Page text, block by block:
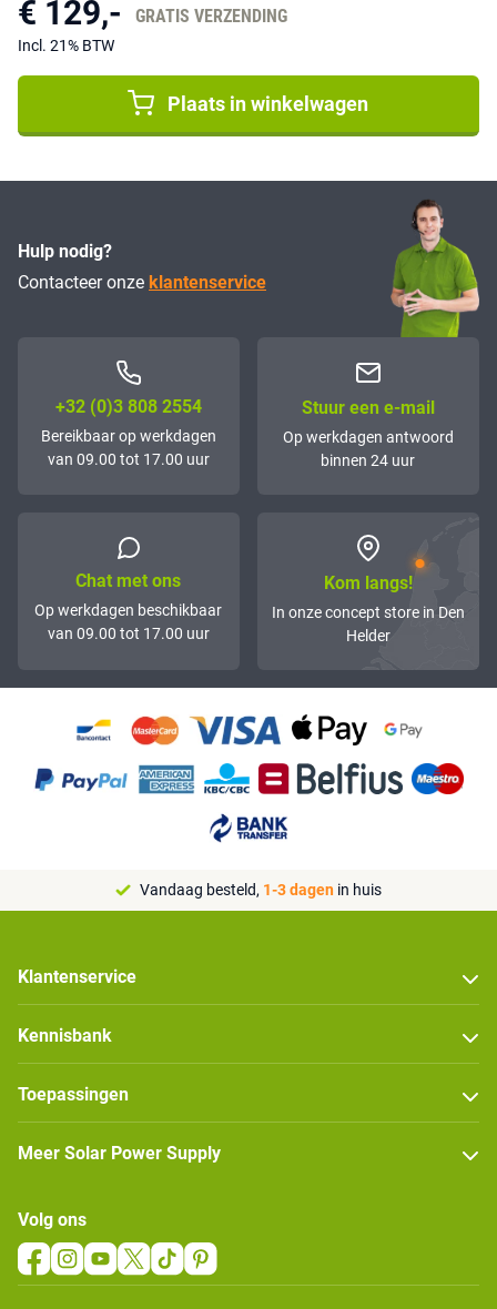
€ 129,- GRATIS VERZENDING
Incl. 21% BTW
Plaats in winkelwagen
Hulp nodig?
Contacteer onze klantenservice
+32 (0)3 808 2554
Bereikbaar op werkdagen
van 09.00 tot 17.00 uur
Stuur een e-mail
Op werkdagen antwoord
binnen 24 uur
Chat met ons
Op werkdagen beschikbaar
van 09.00 tot 17.00 uur
Kom langs!
In onze concept store in Den
Helder
Vandaag besteld, 1-3 dagen in huis
Klantenservice
Kennisbank
Toepassingen
Meer Solar Power Supply
Volg ons